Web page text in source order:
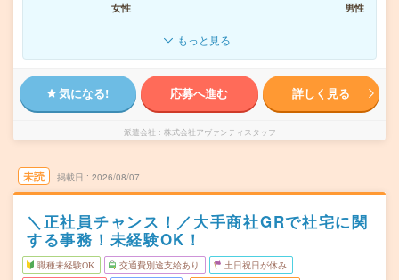
女性
男性
もっと見る
気になる! 応募へ進む 詳しく見る
派遣会社 株式会社アヴァンティスタッフ
未読 掲載日 2026/08/07
＼正社員チャンス！／大手商社GRで社宅に関
する事務！未経験OK！
職種未経験OK 交通費別途支給あり 土日祝日が休み